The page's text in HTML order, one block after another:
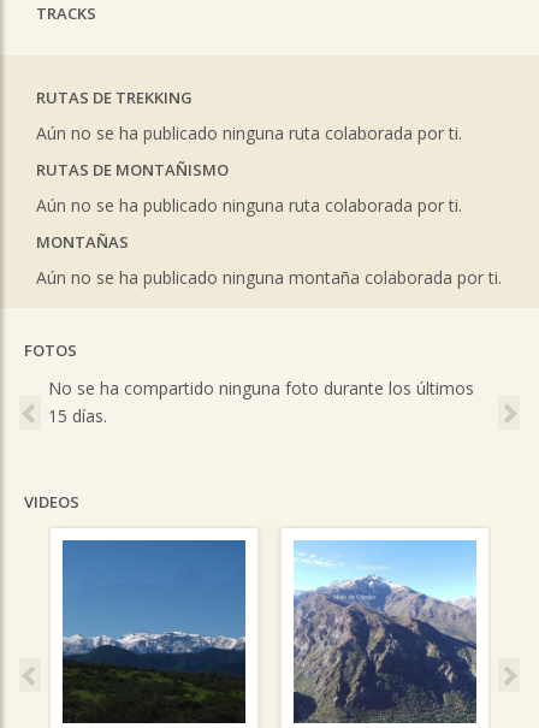
TRACKS
RUTAS DE TREKKING
Aún no se ha publicado ninguna ruta colaborada por ti.
RUTAS DE MONTAÑISMO
Aún no se ha publicado ninguna ruta colaborada por ti.
MONTAÑAS
Aún no se ha publicado ninguna montaña colaborada por ti.
FOTOS
No se ha compartido ninguna foto durante los últimos
15 días.
Previous
VIDEOS
Previous